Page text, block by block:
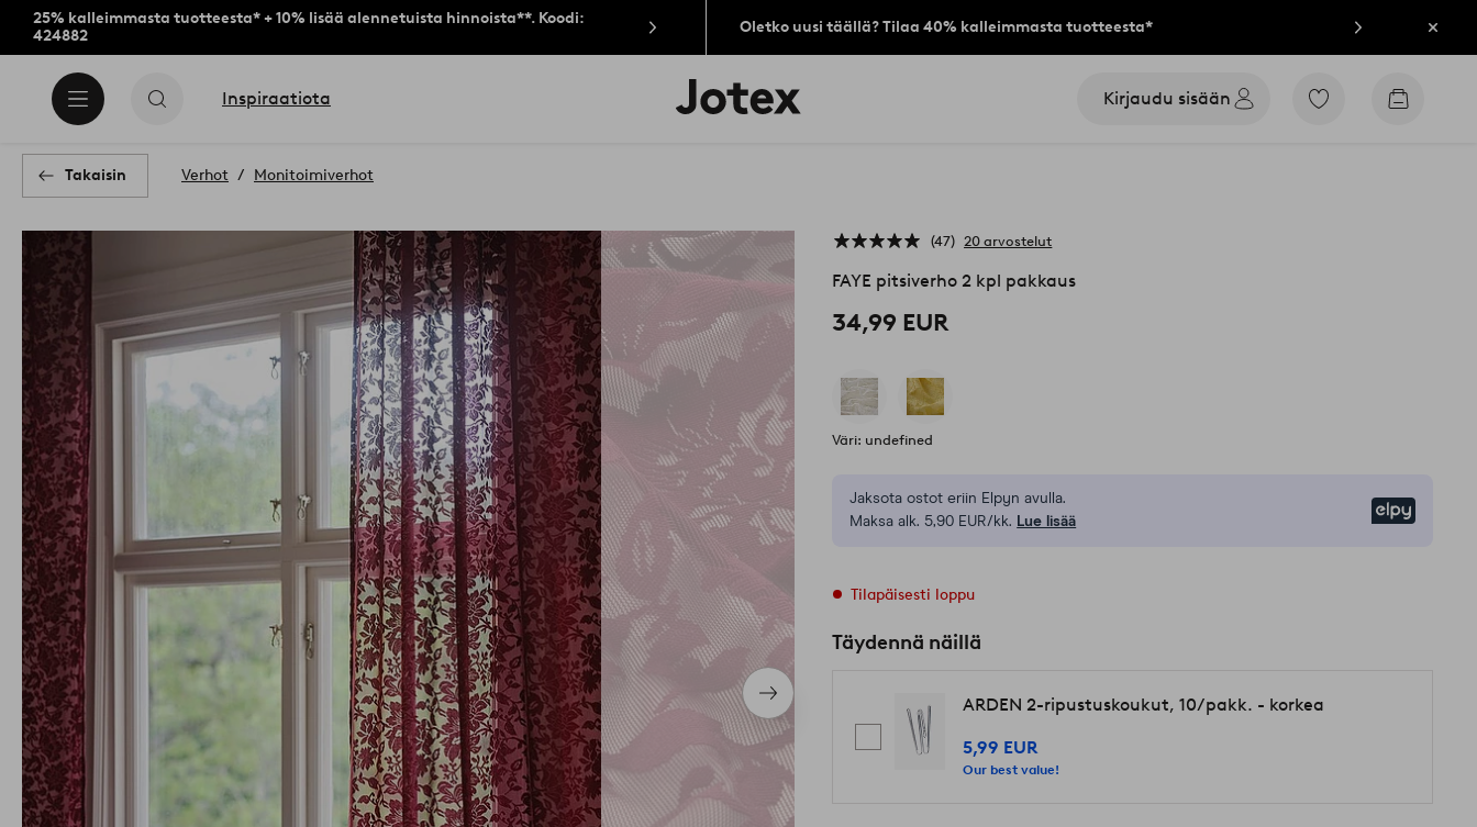
25% kalleimmasta tuotteesta* + 10% lisää alennetuista hinnoista**. Koodi:
424882
Oletko uusi täällä? Tilaa 40% kalleimmasta tuotteesta* Sulje
Inspiraatiota
Jotex-
logo
Kirjaudu sisään
Siirry
Siirry
Takaisin Verhot Monitoimiverhot
Seuraava
tuote
47 20 arvostelut
FAYE pitsiverho 2 kpl pakkaus
34,99 EUR
Väri: undefined
Jaksota ostot eriin Elpyn avulla.
Maksa alk. 5,90 EUR/kk. Lue lisää
Tilapäisesti loppu
Täydennä näillä
ARDEN 2-ripustuskoukut, 10/pakk. - korkea
5,99 EUR
Our best value!